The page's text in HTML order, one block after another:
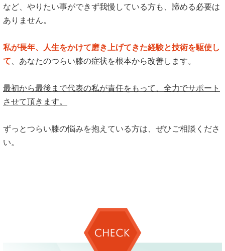
など、やりたい事ができず我慢している方も、諦める必要は
ありません。
私が長年、人生をかけて磨き上げてきた経験と技術を駆使し
て 、あなたのつらい膝の症状を根本から改善します。
最初から最後まで代表の私が責任をもって、全力でサポート
させて頂きます。
ずっとつらい膝の悩みを抱えている方は、ぜひご相談くださ
い。